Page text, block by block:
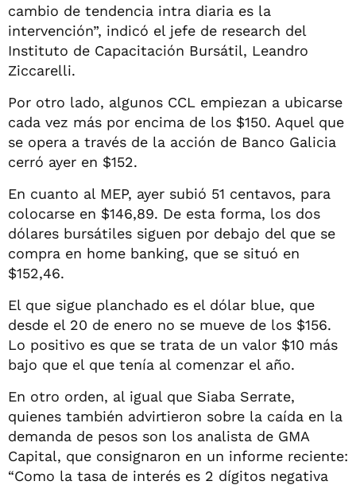
cambio de tendencia intra diaria es la
intervención”, indicó el jefe de research del
Instituto de Capacitación Bursátil, Leandro
Ziccarelli.
Por otro lado, algunos CCL empiezan a ubicarse
cada vez más por encima de los $150. Aquel que
se opera a través de la acción de Banco Galicia
cerró ayer en $152.
En cuanto al MEP, ayer subió 51 centavos, para
colocarse en $146,89. De esta forma, los dos
dólares bursátiles siguen por debajo del que se
compra en home banking, que se situó en
$152,46.
El que sigue planchado es el dólar blue, que
desde el 20 de enero no se mueve de los $156.
Lo positivo es que se trata de un valor $10 más
bajo que el que tenía al comenzar el año.
En otro orden, al igual que Siaba Serrate,
quienes también advirtieron sobre la caída en la
demanda de pesos son los analista de GMA
Capital, que consignaron en un informe reciente:
“Como la tasa de interés es 2 dígitos negativa